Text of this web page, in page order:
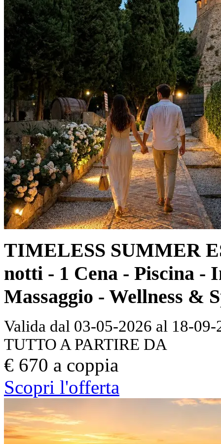
TIMELESS SUMMER
notti - 1 Cena - Piscina -
Massaggio - Wellness &
Valida dal 03-05-2026 al 18-09-
TUTTO A PARTIRE DA
€ 670 a coppia
Scopri l'offerta